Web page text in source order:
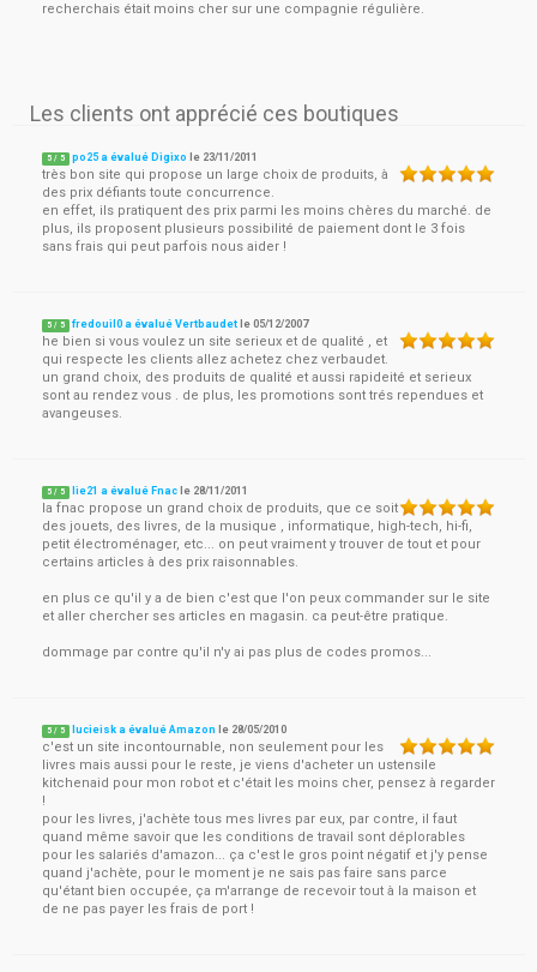
recherchais était moins cher sur une compagnie régulière.
Les clients ont apprécié ces boutiques
5 / 5 po25 a évalué Digixo le 23/11/2011
très bon site qui propose un large choix de produits, à
des prix défiants toute concurrence.
en effet, ils pratiquent des prix parmi les moins chères du marché. de
plus, ils proposent plusieurs possibilité de paiement dont le 3 fois
sans frais qui peut parfois nous aider !
5 / 5 fredouil0 a évalué Vertbaudet le05/12/2007
he bien si vous voulez un site serieux et de qualité , et
qui respecte les clients allez achetez chez verbaudet.
un grand choix, des produits de qualité et aussi rapideité et serieux
sont au rendez vous . de plus, les promotions sont trés rependues et
avangeuses.
5 / 5 lie21 a évalué Fnac le 28/11/2011
la fnac propose un grand choix de produits, que ce soit
des jouets, des livres, de la musique , informatique, high-tech, hi-fi,
petit électroménager, etc... on peut vraiment y trouver de tout et pour
certains articles à des prix raisonnables.
en plus ce qu'il y a de bien c'est que l'on peux commander sur le site
et aller chercher ses articles en magasin. ca peut-être pratique.
dommage par contre qu'il n'y ai pas plus de codes promos...
5 / 5 lucieisk a évalué Amazon le 28/05/2010
c'est un site incontournable, non seulement pour les
livres mais aussi pour le reste, je viens d'acheter un ustensile
kitchenaid pour mon robot et c'était les moins cher, pensez à regarder
!
pour les livres, j'achète tous mes livres par eux, par contre, il faut
quand même savoir que les conditions de travail sont déplorables
pour les salariés d'amazon... ça c'est le gros point négatif et j'y pense
quand j'achète, pour le moment je ne sais pas faire sans parce
qu'étant bien occupée, ça m'arrange de recevoir tout à la maison et
de ne pas payer les frais de port !